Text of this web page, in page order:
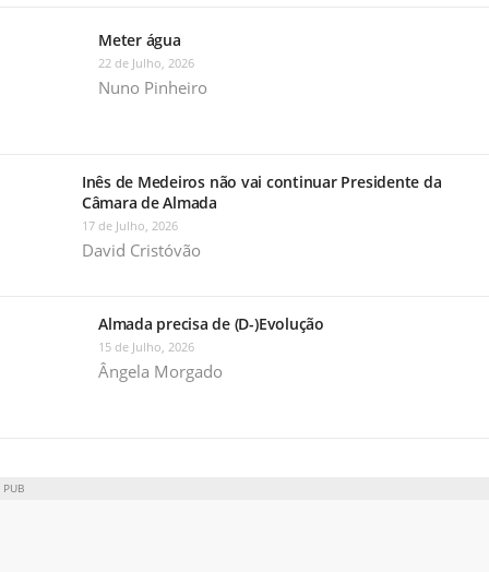
Meter água
22 de Julho, 2026
Nuno Pinheiro
Inês de Medeiros não vai continuar Presidente da
Câmara de Almada
17 de Julho, 2026
David Cristóvão
Almada precisa de (D-)Evolução
15 de Julho, 2026
Ângela Morgado
PUB